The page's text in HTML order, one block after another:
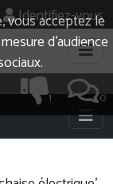
vous acceptez le
d’audience
Identifiez-vous
0
1